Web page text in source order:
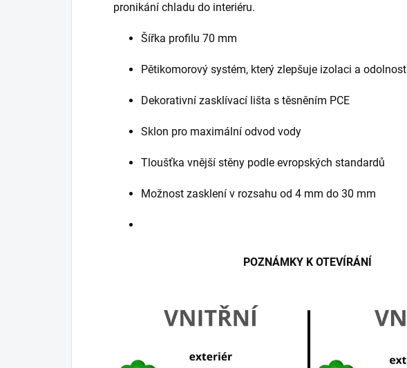
pronikání chladu do interiéru.
Šířka profilu 70 mm
Pěti­komorový systém, který zlepšuje izolaci a odolnost
Dekorativní zasklívací lišta s těsněním PCE
Sklon pro maximální odvod vody
Tloušťka vnější stěny podle evropských standardů
Možnost zasklení v rozsahu od 4 mm do 30 mm
POZNÁMKY K OTEVÍRÁNÍ